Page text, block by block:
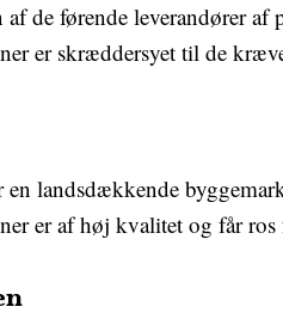
af de førende leverandører
er skræddersyet til de
landsdækkende
er af høj kvalitet og får